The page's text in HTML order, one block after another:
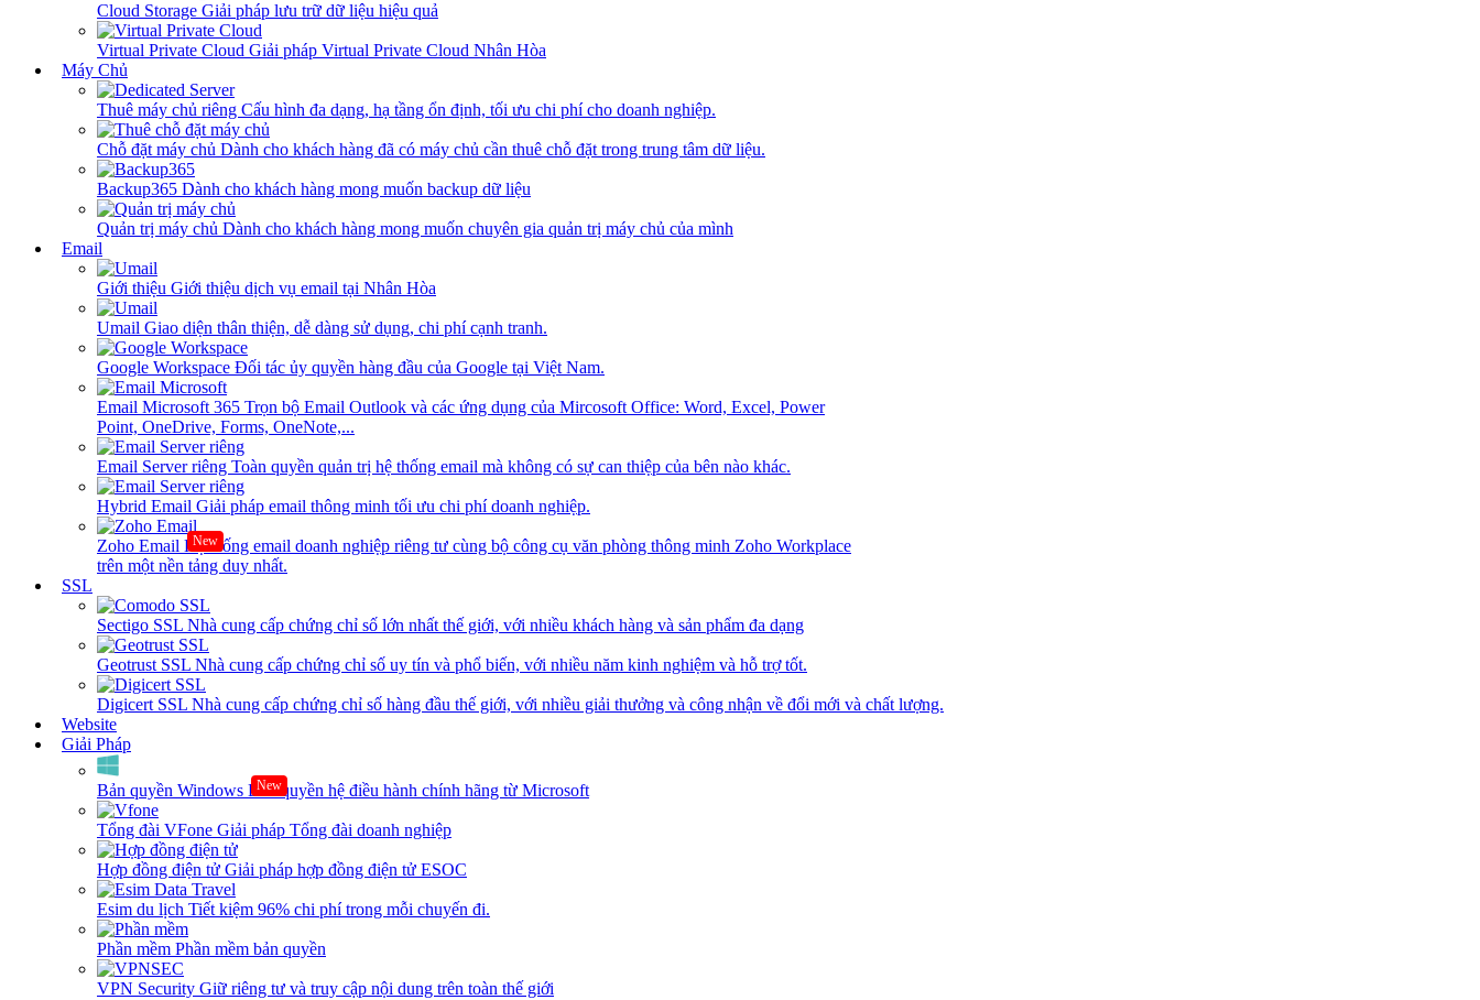
Cloud Storage Giải pháp lưu trữ dữ liệu hiệu quả
Virtual Private Cloud Giải pháp Virtual Private Cloud Nhân Hòa
Máy Chủ
Thuê máy chủ riêng Cấu hình đa dạng, hạ tầng ổn định, tối ưu chi phí cho doanh nghiệp.
Chỗ đặt máy chủ Dành cho khách hàng đã có máy chủ cần thuê chỗ đặt trong trung tâm dữ liệu.
Backup365 Dành cho khách hàng mong muốn backup dữ liệu
Quản trị máy chủ Dành cho khách hàng mong muốn chuyên gia quản trị máy chủ của mình
Email
Giới thiệu Giới thiệu dịch vụ email tại Nhân Hòa
Umail Giao diện thân thiện, dễ dàng sử dụng, chi phí cạnh tranh.
Google Workspace Đối tác ủy quyền hàng đầu của Google tại Việt Nam.
Email Microsoft 365 Trọn bộ Email Outlook và các ứng dụng của Mircosoft Office: Word, Excel, Power
Point, OneDrive, Forms, OneNote,...
Email Server riêng Toàn quyền quản trị hệ thống email mà không có sự can thiệp của bên nào khác.
Hybrid Email Giải pháp email thông minh tối ưu chi phí doanh nghiệp.
Zoho Email New
Hệ thống email doanh nghiệp riêng tư cùng bộ công cụ văn phòng thông minh Zoho Workplace
trên một nền tảng duy nhất.
SSL
Sectigo SSL Nhà cung cấp chứng chỉ số lớn nhất thế giới, với nhiều khách hàng và sản phẩm đa dạng
Geotrust SSL Nhà cung cấp chứng chỉ số uy tín và phổ biến, với nhiều năm kinh nghiệm và hỗ trợ tốt.
Digicert SSL Nhà cung cấp chứng chỉ số hàng đầu thế giới, với nhiều giải thưởng và công nhận về đổi mới và chất lượng.
Website
Giải Pháp
Bản quyền Windows New
Bản quyền hệ điều hành chính hãng từ Microsoft
Tổng đài VFone Giải pháp Tổng đài doanh nghiệp
Hợp đồng điện tử Giải pháp hợp đồng điện tử ESOC
Esim du lịch Tiết kiệm 96% chi phí trong mỗi chuyến đi.
Phần mềm Phần mềm bản quyền
VPN Security Giữ riêng tư và truy cập nội dung trên toàn thế giới